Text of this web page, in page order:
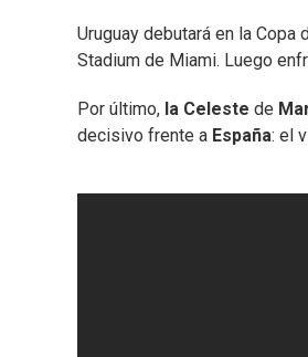
Uruguay debutará en la
Stadium de Miami. Luego
Por último, la Celeste de
decisivo frente a España: el